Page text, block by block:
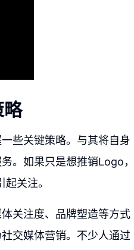
略
些关键策略。与其将自身
。如果只是想推销Logo，
关注。
关注度、品牌塑造等方式
交媒体营销。不少人通过